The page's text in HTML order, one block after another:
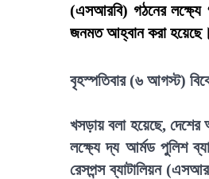
(এসআরবি) গঠনের লক্ষ্যে
জনমত আহ্বান করা হয়েছে।
বৃহস্পতিবার (৬ আগস্ট)
খসড়ায় বলা হয়েছে, দেশের
লক্ষ্যে দ্য আর্মড পুলিশ
রেসপন্স ব্যাটালিয়ন